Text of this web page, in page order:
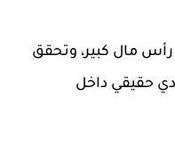
مال كبير، وتحقق
حقيقي داخل